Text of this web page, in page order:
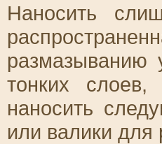
Наносить
размазыванию
тонких
наносить
или валики для